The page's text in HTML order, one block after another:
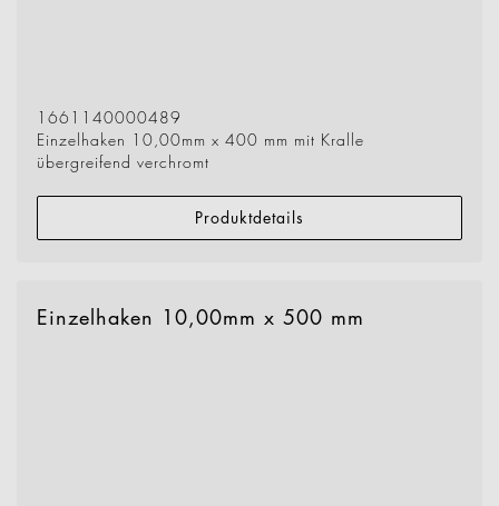
1661140000489
Einzelhaken 10,00mm x 400 mm mit Kralle
übergreifend verchromt
Produktdetails
Einzelhaken 10,00mm x 500 mm